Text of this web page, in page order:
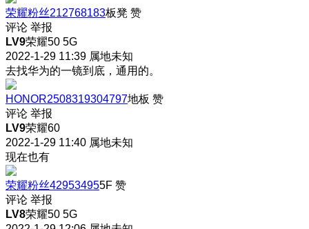
荣耀粉丝212768183板凳 赞
评论 举报
LV9荣耀50 5G
2022-1-29 11:39 属地未知
去找华为的一镜到底，通用的。
HONOR2508319304797地板 赞
评论 举报
LV9荣耀60
2022-1-29 11:40 属地未知
现在也有
荣耀粉丝429534955F 赞
评论 举报
LV8荣耀50 5G